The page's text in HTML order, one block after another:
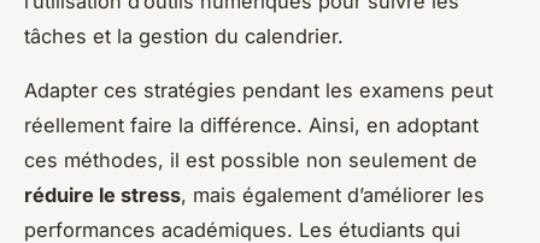
tâches et la gestion du calendrier.
Adapter ces stratégies pendant les examens peut
réellement faire la différence. Ainsi, en adoptant
ces méthodes, il est possible non seulement de
réduire le stress, mais également d’améliorer les
performances académiques. Les étudiants qui